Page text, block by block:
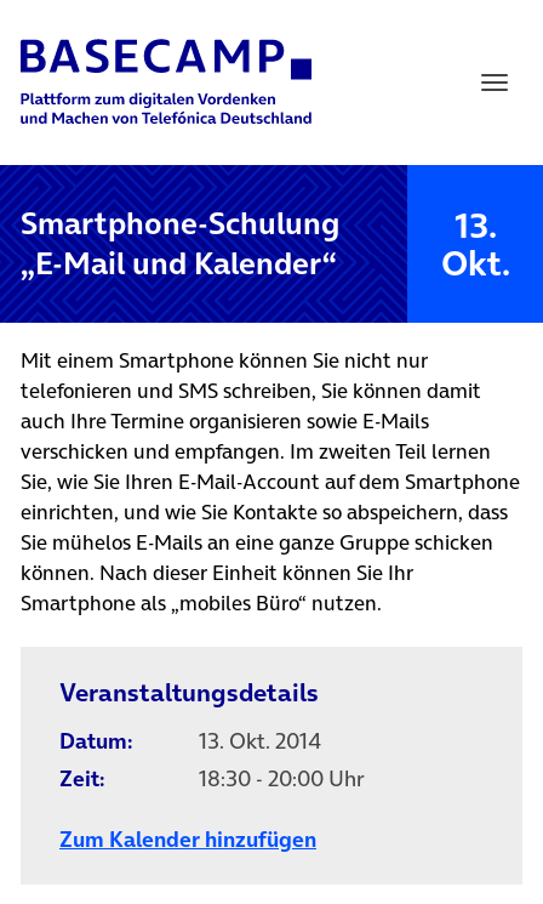
Main Navigation
Smartphone-Schulung
„E-Mail und Kalender“
13.
Okt.
Mit einem Smartphone können Sie nicht nur
telefonieren und SMS schreiben, Sie können damit
auch Ihre Termine organisieren sowie E-Mails
verschicken und empfangen. Im zweiten Teil lernen
Sie, wie Sie Ihren E-Mail-Account auf dem Smartphone
einrichten, und wie Sie Kontakte so abspeichern, dass
Sie mühelos E-Mails an eine ganze Gruppe schicken
können. Nach dieser Einheit können Sie Ihr
Smartphone als „mobiles Büro“ nutzen.
Veranstaltungsdetails
Datum:
13. Okt. 2014
Zeit:
18:30 - 20:00 Uhr
Zum Kalender hinzufügen